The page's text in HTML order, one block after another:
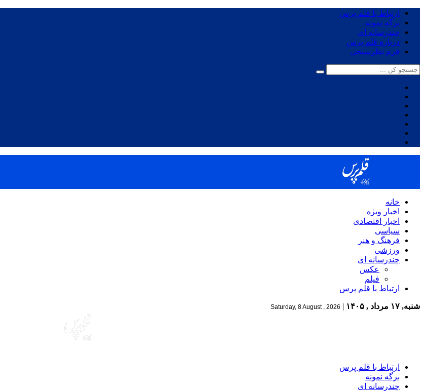
ارتباط با قلم پرس
برگه نمونه
چندرسانه ای
درباره قلم پرس
فرم نظرسنجی
خانه
اخبار ویژه
اخبار اقتصادی
سیاسی
فرهنگ و هنر
ورزشی
چندرسانه ای
عکس
فیلم
ارتباط با قلم پرس
شنبه, ۱۷ مرداد , ۱۴۰۵ |
Saturday, 8 August , 2026
ارتباط با قلم پرس
برگه نمونه
چندرسانه ای